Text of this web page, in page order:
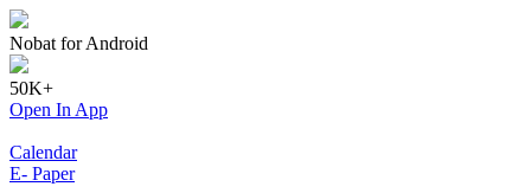
Nobat for Android
50K+
Open In App
Calendar
E- Paper